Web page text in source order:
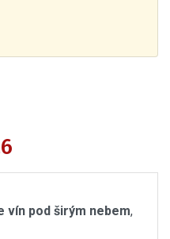
vín pod širým nebem,